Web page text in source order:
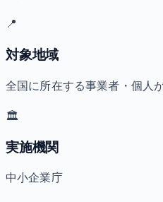
📍
対象地域
全国に所在する事業者・個人
🏛️
実施機関
中小企業庁